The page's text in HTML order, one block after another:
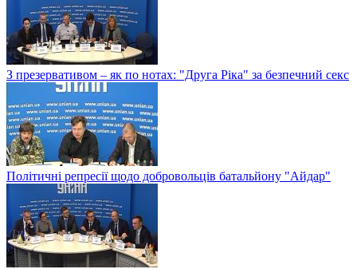
З презервативом – як по нотах: "Друга Ріка" за безпечний секс
Політичні репресії щодо добровольців батальйону "Айдар"